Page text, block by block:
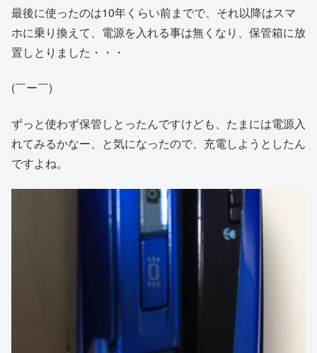
最後に使ったのは10年くらい前までで、それ以降はスマ
ホに乗り換えて、電源を入れる事は無くなり、保管箱に放
置しとりました・・・
(￣ー￣)
ずっと使わず保管しとったんですけども、たまには電源入
れてみるかなー、と気になったので、充電しようとしたん
ですよね。